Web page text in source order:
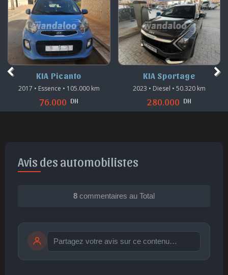
KIA Picanto
2017 • Essence • 105.000 km
76.000 DH
KIA Sportage
2023 • Diesel • 50.320 km
280.000 DH
Avis des automobilistes
8 commentaires au Total
publication immédiate Publier